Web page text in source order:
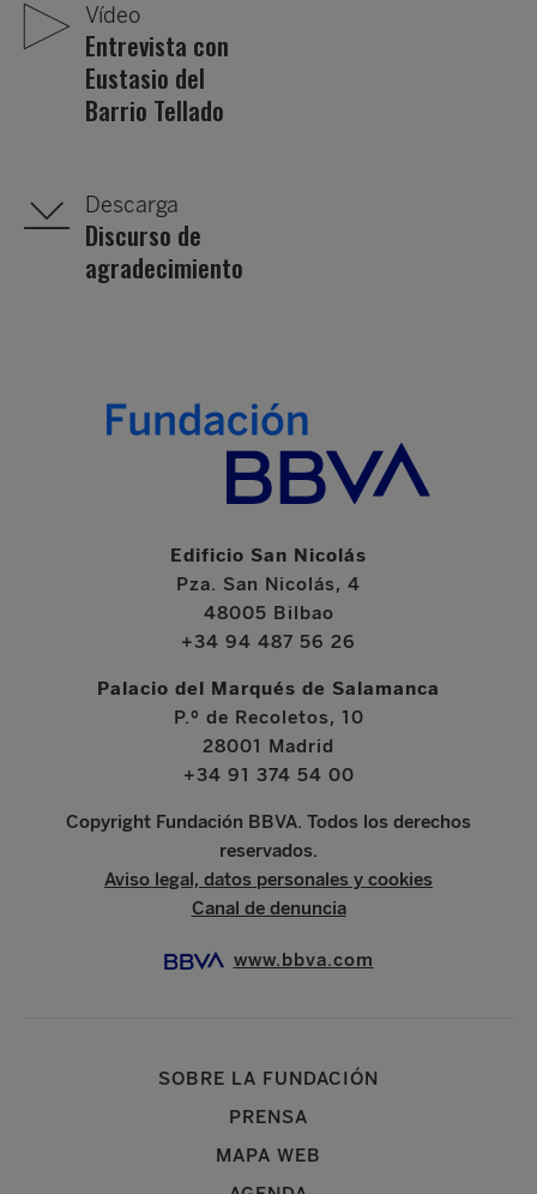
Vídeo
Entrevista con
Eustasio del
Barrio Tellado
Descarga
Discurso de
agradecimiento
Edificio San Nicolás
Pza. San Nicolás, 4
48005 Bilbao
+34 94 487 56 26
Palacio del Marqués de Salamanca
P.º de Recoletos, 10
28001 Madrid
+34 91 374 54 00
Copyright Fundación BBVA. Todos los derechos
reservados.
Aviso legal, datos personales y cookies
Canal de denuncia
www.bbva.com
SOBRE LA FUNDACIÓN
PRENSA
MAPA WEB